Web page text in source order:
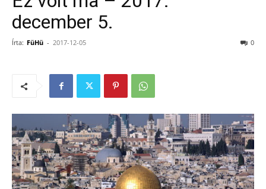
december 5.
Írta: FüHü - 2017-12-05 0